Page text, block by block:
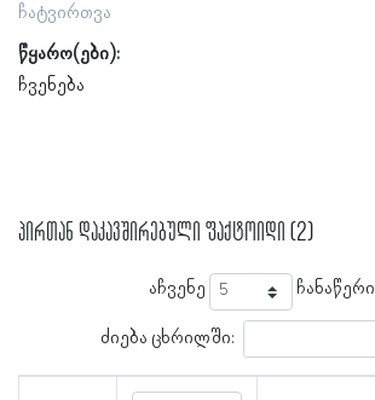
ჩატვირთვა
წყარო(ები):
ჩვენება
პირთან დაკავშირებული ფაქტოიდი (2)
აჩვენე ჩანაწერი
ძიება ცხრილში: